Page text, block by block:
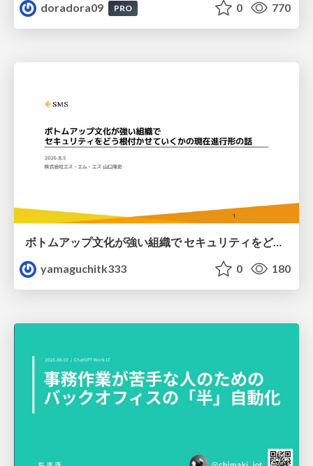
doradora09
PRO 0 770
ボトムアップ文化が強い組織で セキュリティをどう根付かせていくかの現在進行形の話 / Making Security Stick in a Bottom-Up Organization
yamaguchitk333
0 180